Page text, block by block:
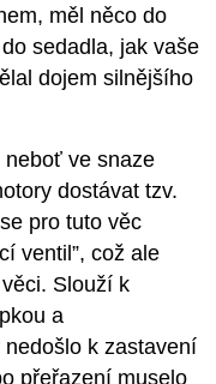
měl něco do
sedadla, jak vaše
dojem silnějšího
neboť ve snaze
dostávat tzv.
pro tuto věc
ventil”, což ale
Slouží k
a
k zastavení
přeřazení muselo